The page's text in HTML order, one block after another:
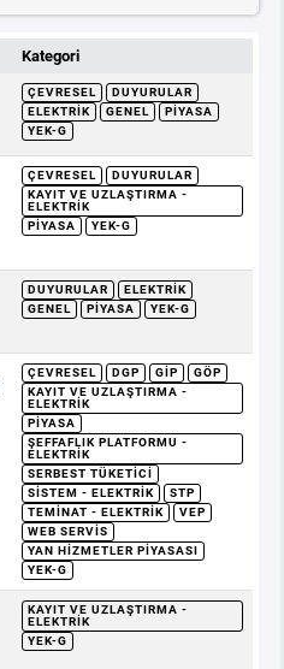
Kategori
ÇEVRESEL
DUYURULAR
ELEKTRIK
GENEL
PIYASA
YEK-G
ÇEVRESEL
DUYURULAR
KAYIT VE UZLAŞTIRMA -
ELEKTRIK
PIYASA
YEK-G
DUYURULAR
ELEKTRIK
GENEL
PIYASA YEK-G
ÇEVRESEL DGP GİP
GÖP
KAYIT VE UZLAŞTIRMA -
ELEKTRIK
PIYASA
ŞEFFAFLIK PLATFORMU -
ELEKTRIK
SERBEST TÜKETICI
SISTEM - ELEKTRIK
STP
TEMINAT - ELEKTRIK
VEP
WEB SERVIS
YAN HIZMETLER PIYASASI
YEK-G
KAYIT VE UZLAŞTIRMA -
ELEKTRIK
YEK-G